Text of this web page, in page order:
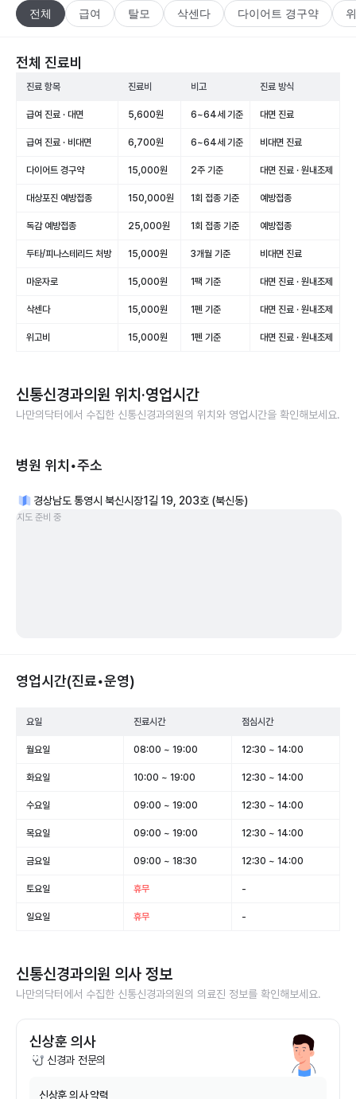
전체 급여 탈모 삭센다 다이어트 경구약
전체 진료비
진료 항목 진료비 비고 진료 방식
급여 진료 · 대면 5,600원 6~64세 기준 대면 진료
급여 진료 · 비대면 6,700원 6~64세 기준 비대면 진료
다이어트 경구약 15,000원 2주 기준 대면 진료 · 원내조제
대상포진 예방접종 150,000원 1회 접종 기준 예방접종
독감 예방접종 25,000원 1회 접종 기준 예방접종
두타/피나스테리드 처방 15,000원 3개월 기준 비대면 진료
마운자로 15,000원 1팩 기준 대면 진료 · 원내조제
삭센다 15,000원 1펜 기준 대면 진료 · 원내조제
위고비 15,000원 1펜 기준 대면 진료 · 원내조제
신통신경과의원 위치·영업시간
나만의닥터에서 수집한 신통신경과의원의 위치와 영업시간을 확인해보세요.
병원 위치•주소
경상남도 통영시 북신시장1길 19, 203호 (북신동)
지도 준비 중
영업시간(진료•운영)
요일 진료시간 점심시간
월요일 08:00 ~ 19:00 12:30 ~ 14:00
화요일 10:00 ~ 19:00 12:30 ~ 14:00
수요일 09:00 ~ 19:00 12:30 ~ 14:00
목요일 09:00 ~ 19:00 12:30 ~ 14:00
금요일 09:00 ~ 18:30 12:30 ~ 14:00
토요일 휴무 -
일요일 휴무 -
신통신경과의원 의사 정보
나만의닥터에서 수집한 신통신경과의원의 의료진 정보를 확인해보세요.
신상훈 의사
신경과 전문의
신상훈의사 약력